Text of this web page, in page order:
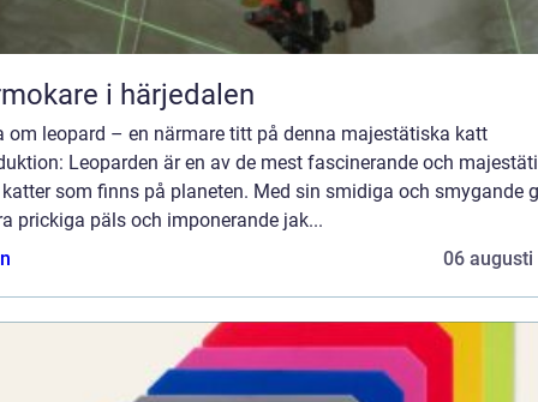
i härjedalen
om leopard – en närmare titt på denna majestätiska katt
Leoparden är en av de mest fascinerande och
som finns på planeten. Med sin smidiga och smygande
prickiga päls och imponerande jak...
06 augusti